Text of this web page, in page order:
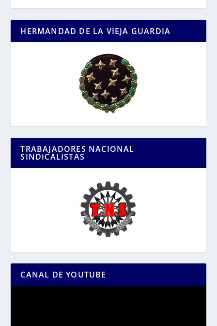
HERMANDAD DE LA VIEJA GUARDIA
TRABAJADORES NACIONAL
SINDICALISTAS
CANAL DE YOUTUBE